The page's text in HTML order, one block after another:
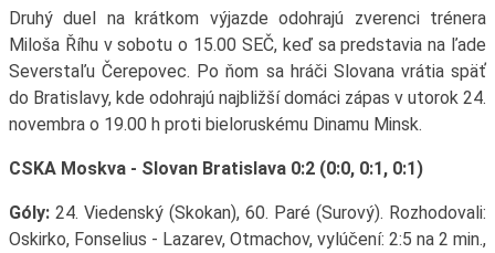
Druhý duel na krátkom výjazde odohrajú zverenci trénera
Miloša Říhu v sobotu o 15.00 SEČ, keď sa predstavia na ľade
Severstaľu Čerepovec. Po ňom sa hráči Slovana vrátia späť
do Bratislavy, kde odohrajú najbližší domáci zápas v utorok 24.
novembra o 19.00 h proti bieloruskému Dinamu Minsk.
CSKA Moskva - Slovan Bratislava 0:2 (0:0, 0:1, 0:1)
Góly:24. Viedenský (Skokan), 60. Paré (Surový). Rozhodovali:
Oskirko, Fonselius - Lazarev, Otmachov, vylúčení: 2:5 na 2 min.,